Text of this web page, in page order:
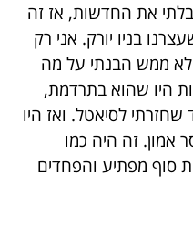
את החדשות, אז זה
בניו יורק. אני רק
ולא ממש הבנתי על מה
היו שהוא בתרדמת,
לסיאטל. ואז היו
אמון. זה היה כמו
סוף מפתיע והפחדים